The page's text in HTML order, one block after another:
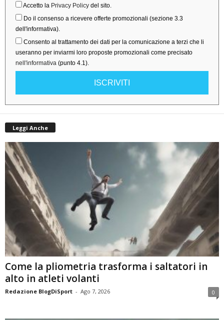
Accetto la Privacy Policy del sito.
Do il consenso a ricevere offerte promozionali (sezione 3.3
dell'informativa).
Consento al trattamento dei dati per la comunicazione a terzi che li
useranno per inviarmi loro proposte promozionali come precisato
nell'informativa (punto 4.1).
ISCRIVITI
Leggi Anche
Come la pliometria trasforma i saltatori in
alto in atleti volanti
Redazione BlogDiSport - Ago 7, 2026 0